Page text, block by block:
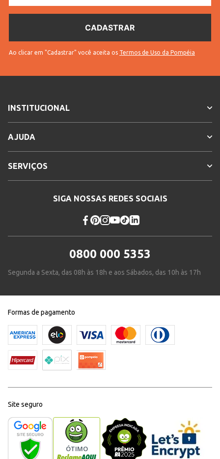
Ao clicar em "Cadastrar" você aceita os Termos de Uso da Pompéia
INSTITUCIONAL
AJUDA
SERVIÇOS
SIGA NOSSAS REDES SOCIAIS
0800 000 5353
Segunda a Sexta, das 08h às 18h e aos Sábados, das 10h às 17h
Formas de pagamento
Site seguro